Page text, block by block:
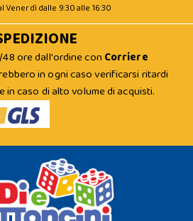
Venerdì dalle 9:30 alle 16:30
48 ore dall'ordine con Corriere
in ogni caso verificarsi ritardi
in caso di alto volume di acquisti.